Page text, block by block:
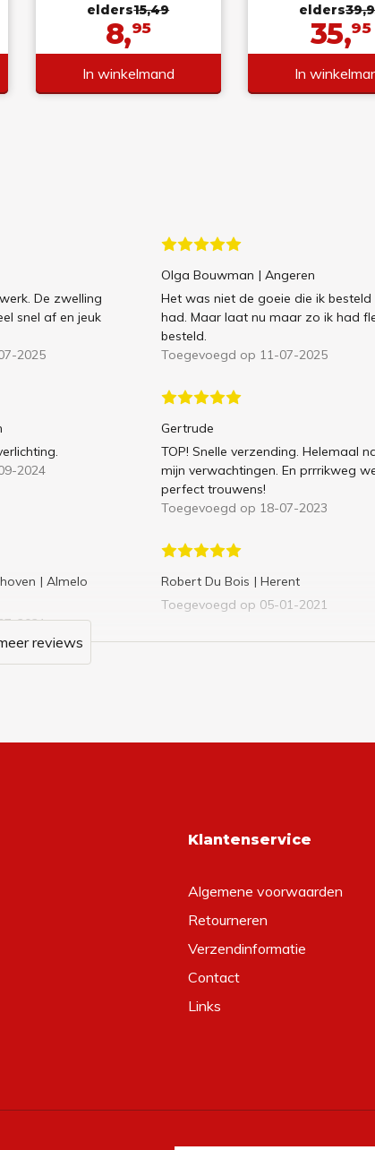
elders15,49
8,95
In winkelmand
elders
35,95
In
De zwelling
snel af en jeuk
2025
Olga Bouwman | Angeren
Het was niet de goeie die ik besteld
had. Maar laat nu maar zo ik had
besteld.
Toegevoegd op 11-07-2025
2024
Gertrude
TOP! Snelle verzending. Helemaal
mijn verwachtingen. En prrrikweg
perfect trouwens!
Toegevoegd op 18-07-2023
| Almelo
2021
Robert Du Bois | Herent
Toegevoegd op 05-01-2021
reviews
Klantenservice
Algemene voorwaarden
Retourneren
Verzendinformatie
Contact
Links